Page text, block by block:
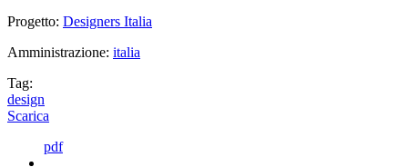
Progetto: Designers Italia
Amministrazione: italia
Tag:
design
Scarica
pdf